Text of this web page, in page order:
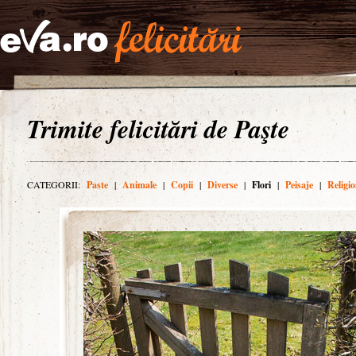
Trimite felicitări de Paşte
CATEGORII: Paste | Animale | Copii | Diverse | Flori | Peisaje |